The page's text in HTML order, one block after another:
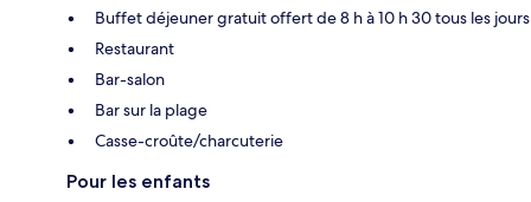
Buffet déjeuner gratuit offert de 8 h à 10 h 30 tous les jours
Restaurant
Bar-salon
Bar sur la plage
Casse-croûte/charcuterie
Pour les enfants